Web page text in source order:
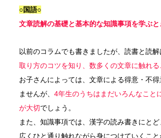
○国語○
文章読解の基礎と基本的な知識事項を学ぶと
以前のコラムでも書きましたが、読書と読
取り方のコツを知り、数多くの文章に触れ
お子さんによっては、文章による得意・不
ませんが、 4年生のうちはまだいろんなこと
が大切でしょう。
また、知識事項では、漢字の読み書きにと
広くひと通り触れながら身につけていくこと